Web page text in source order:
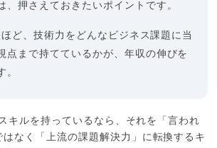
、押さえておきたいポイントです。
ど、技術力をどんなビジネス課題に当
点まで持てているかが、年収の伸びを
。
キルを持っているなら、それを「言われ
なく「上流の課題解決力」に転換するキ